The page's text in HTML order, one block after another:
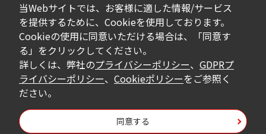
当Webサイトでは、お客様に適した情報/サービス
を提供するために、Cookieを使用しております。
Cookieの使用に同意いただける場合は、「同意す
る」をクリックしてください。
詳しくは、弊社のプライバシーポリシー、 GDPRプ
ライバシーポリシー、 Cookieポリシーをご参照く
ださい。
同意する